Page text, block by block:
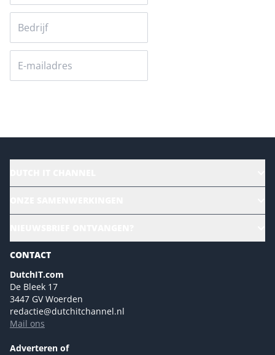
Magazines
Marketingmogelijkheden 2026
Eventmogelijkheden 2026
Advertising opportunities 2026 ENG
Event opportunities 2026 ENG
NL Digital
Versturen
CONTACT
DutchIT.com
De Bleek 17
3447 GV Woerden
redactie@dutchitchannel.nl
Mail ons
Adverteren of